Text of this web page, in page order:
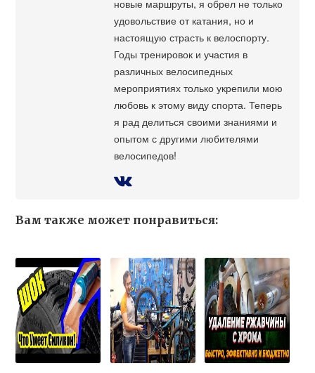
новые маршруты, я обрел не только
удовольствие от катания, но и
настоящую страсть к велоспорту.
Годы тренировок и участия в
различных велосипедных
мероприятиях только укрепили мою
любовь к этому виду спорта. Теперь
я рад делиться своими знаниями и
опытом с другими любителями
велосипедов!
Вам также может понравиться: